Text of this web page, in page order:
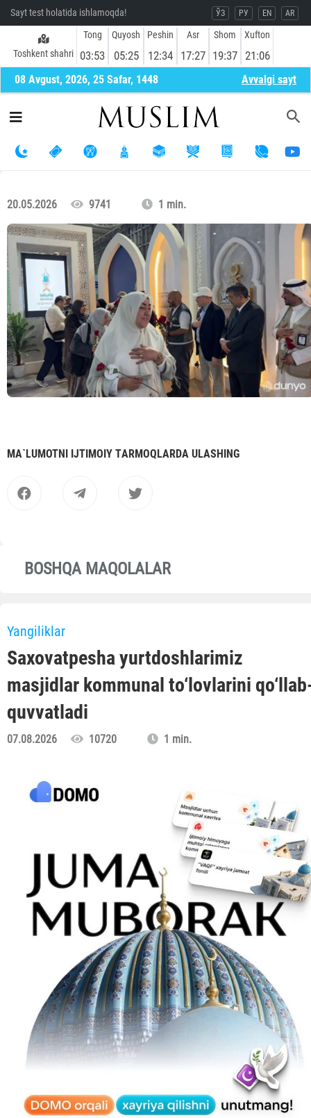
Sayt test holatida ishlamoqda! ЎЗ РУ EN AR
Toshkent shahri
Tong
03:53
Quyosh
05:25
Peshin
12:34
Asr
17:27
Shom
19:37
Xufton
21:06
08 Avgust, 2026, 25 Safar, 1448 Avvalgi sayt
20.05.2026 9741 1 min.
MА`LUMOTNI IJTIMOIY TАRMOQLАRDА ULАSHING
BOSHQA MAQOLALAR
Yangiliklar
Saxovatpesha yurtdoshlarimiz
masjidlar kommunal to‘lovlarini
quvvatladi
07.08.2026 10720 1 min.